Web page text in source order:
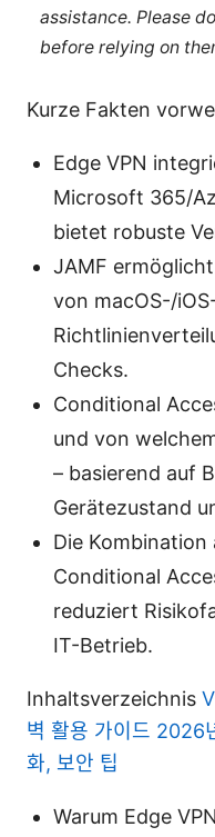
assistance. Please
before relying on
Kurze Fakten
Edge VPN
Microsoft 365/
bietet robuste
JAMF
von macOS-/
Checks.
Conditional
und von
– basierend auf
Gerätezustand
Die Kombination
Conditional
reduziert
IT-Betrieb.
Inhaltsverzeichnis
벽 활용 가이드 2026
화, 보안 팁
Warum Edge